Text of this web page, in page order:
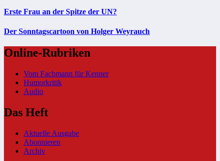
Erste Frau an der Spitze der UN?
Der Sonntagscartoon von Holger Weyrauch
Online-Rubriken
Vom Fachmann für Kenner
Humorkritik
Audio
Das Heft
Aktuelle Ausgabe
Abonnieren
Archiv